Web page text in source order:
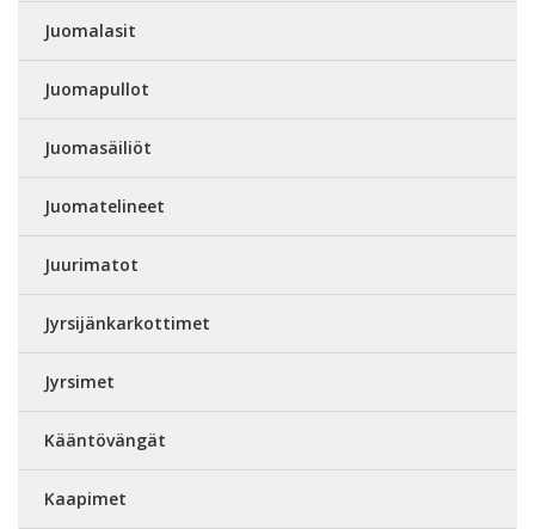
Juomalasit
Juomapullot
Juomasäiliöt
Juomatelineet
Juurimatot
Jyrsijänkarkottimet
Jyrsimet
Kääntövängät
Kaapimet